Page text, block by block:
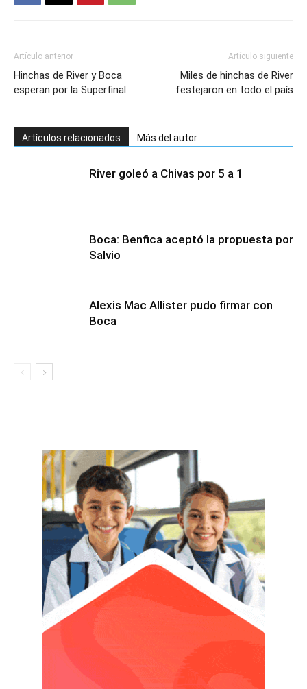
Artículo anterior
Hinchas de River y Boca
esperan por la Superfinal
Artículo siguiente
Miles de hinchas de River
festejaron en todo el país
Artículos relacionados Más del autor
River goleó a Chivas por 5 a 1
Boca: Benfica aceptó la propuesta por
Salvio
Alexis Mac Allister pudo firmar con
Boca